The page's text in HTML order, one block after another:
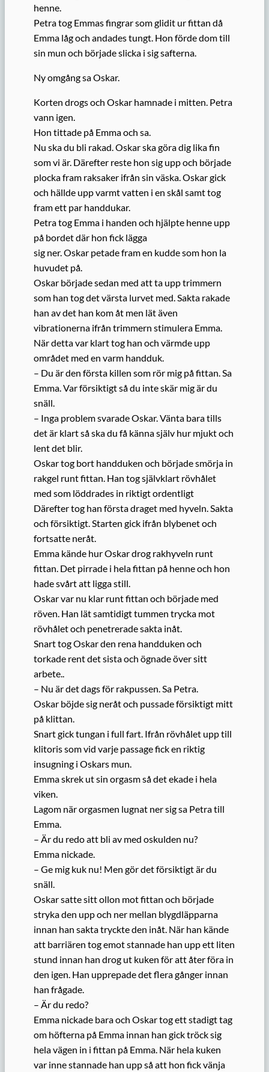
henne.
Petra tog Emmas fingrar som glidit ur fittan då
Emma låg och andades tungt. Hon förde dom till
sin mun och började slicka i sig safterna.
Ny omgång sa Oskar.
Korten drogs och Oskar hamnade i mitten. Petra
vann igen.
Hon tittade på Emma och sa.
Nu ska du bli rakad. Oskar ska göra dig lika fin
som vi är. Därefter reste hon sig upp och började
plocka fram raksaker ifrån sin väska. Oskar gick
och hällde upp varmt vatten i en skål samt tog
fram ett par handdukar.
Petra tog Emma i handen och hjälpte henne upp
på bordet där hon fick lägga
sig ner. Oskar petade fram en kudde som hon la
huvudet på.
Oskar började sedan med att ta upp trimmern
som han tog det värsta lurvet med. Sakta rakade
han av det han kom åt men lät även
vibrationerna ifrån trimmern stimulera Emma.
När detta var klart tog han och värmde upp
området med en varm handduk.
– Du är den första killen som rör mig på fittan. Sa
Emma. Var försiktigt så du inte skär mig är du
snäll.
– Inga problem svarade Oskar. Vänta bara tills
det är klart så ska du få känna själv hur mjukt och
lent det blir.
Oskar tog bort handduken och började smörja in
rakgel runt fittan. Han tog självklart rövhålet
med som löddrades in riktigt ordentligt
Därefter tog han första draget med hyveln. Sakta
och försiktigt. Starten gick ifrån blybenet och
fortsatte neråt.
Emma kände hur Oskar drog rakhyveln runt
fittan. Det pirrade i hela fittan på henne och hon
hade svårt att ligga still.
Oskar var nu klar runt fittan och började med
röven. Han lät samtidigt tummen trycka mot
rövhålet och penetrerade sakta inåt.
Snart tog Oskar den rena handduken och
torkade rent det sista och ögnade över sitt
arbete..
– Nu är det dags för rakpussen. Sa Petra.
Oskar böjde sig neråt och pussade försiktigt mitt
på klittan.
Snart gick tungan i full fart. Ifrån rövhålet upp till
klitoris som vid varje passage fick en riktig
insugning i Oskars mun.
Emma skrek ut sin orgasm så det ekade i hela
viken.
Lagom när orgasmen lugnat ner sig sa Petra till
Emma.
– Är du redo att bli av med oskulden nu?
Emma nickade.
– Ge mig kuk nu! Men gör det försiktigt är du
snäll.
Oskar satte sitt ollon mot fittan och började
stryka den upp och ner mellan blygdläpparna
innan han sakta tryckte den inåt. När han kände
att barriären tog emot stannade han upp ett liten
stund innan han drog ut kuken för att åter föra in
den igen. Han upprepade det flera gånger innan
han frågade.
– Är du redo?
Emma nickade bara och Oskar tog ett stadigt tag
om höfterna på Emma innan han gick tröck sig
hela vägen in i fittan på Emma. När hela kuken
var inne stannade han upp så att hon fick vänja